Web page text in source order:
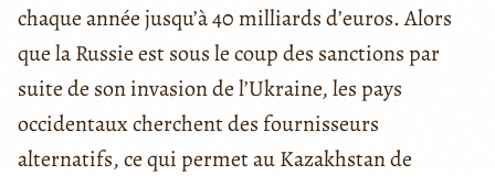
chaque année jusqu’à 40 milliards d’euros. Alors
que la Russie est sous le coup des sanctions par
suite de son invasion de l’Ukraine, les pays
occidentaux cherchent des fournisseurs
alternatifs, ce qui permet au Kazakhstan de